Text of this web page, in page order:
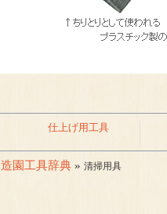
仕上げ用工具
造園工具辞典» 清掃用具